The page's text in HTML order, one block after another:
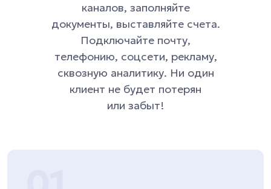
каналов, заполняйте
документы, выставляйте счета.
Подключайте почту,
телефонию, соцсети, рекламу,
сквозную аналитику. Ни один
клиент не будет потерян
или забыт!